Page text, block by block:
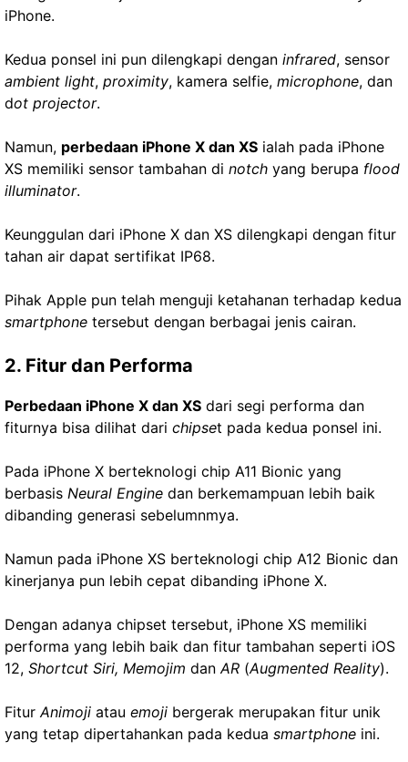
iPhone.
Kedua ponsel ini pun dilengkapi dengan infrared, sensor
ambient light, proximity, kamera selfie, microphone, dan
dot projector.
Namun, perbedaan iPhone X dan XS ialah pada iPhone
XS memiliki sensor tambahan di notch yang berupa flood
illuminator.
Keunggulan dari iPhone X dan XS dilengkapi dengan fitur
tahan air dapat sertifikat IP68.
Pihak Apple pun telah menguji ketahanan terhadap kedua
smartphone tersebut dengan berbagai jenis cairan.
2. Fitur dan Performa
Perbedaan iPhone X dan XS dari segi performa dan
fiturnya bisa dilihat dari chipset pada kedua ponsel ini.
Pada iPhone X berteknologi chip A11 Bionic yang
berbasis Neural Engine dan berkemampuan lebih baik
dibanding generasi sebelumnmya.
Namun pada iPhone XS berteknologi chip A12 Bionic dan
kinerjanya pun lebih cepat dibanding iPhone X.
Dengan adanya chipset tersebut, iPhone XS memiliki
performa yang lebih baik dan fitur tambahan seperti iOS
12, Shortcut Siri, Memojim danAR (Augmented Reality).
Fitur Animoji atau emoji bergerak merupakan fitur unik
yang tetap dipertahankan pada kedua smartphone ini.